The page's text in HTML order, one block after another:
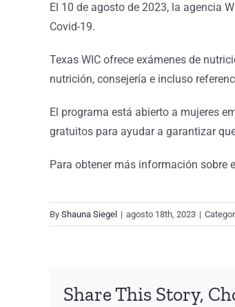
El 10 de agosto de 2023, la agencia
Covid-19.
Texas WIC ofrece exámenes de
nutrición, consejería e incluso
El programa está abierto a mujeres
gratuitos para ayudar a garantizar
Para obtener más información sobre
By Shauna Siegel | agosto 18th, 2023 |
Share This Story,